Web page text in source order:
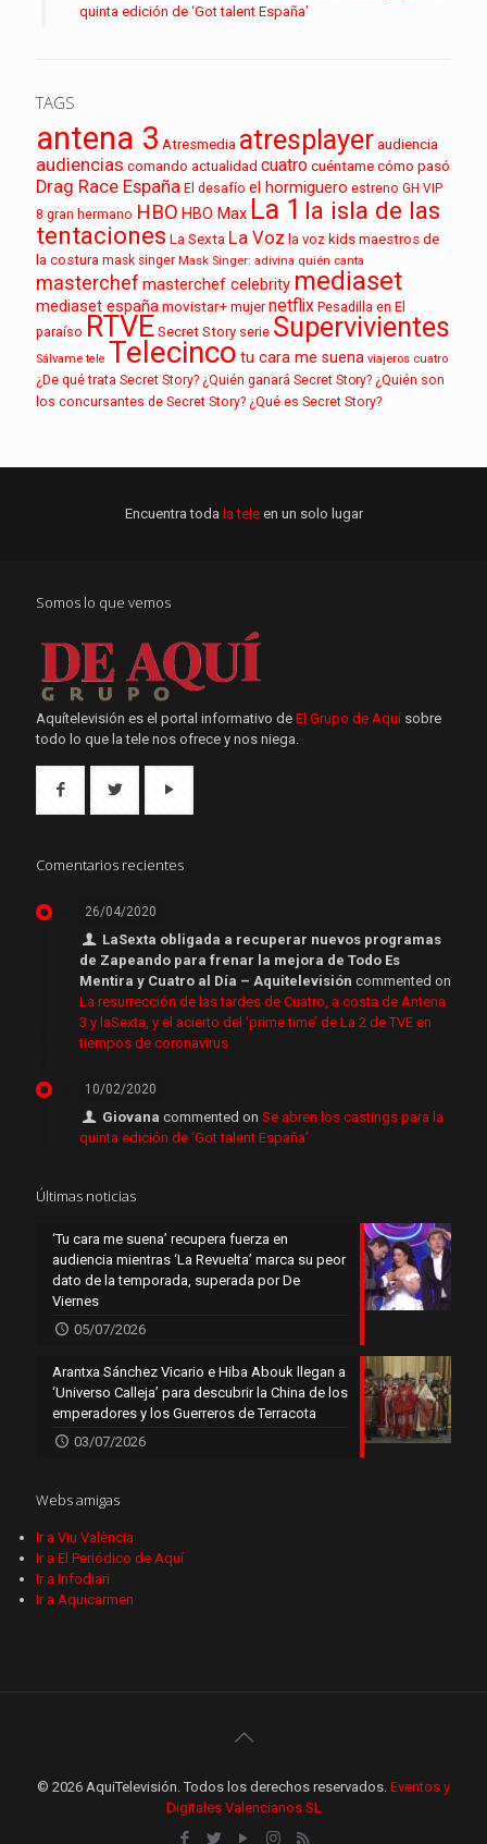
quinta edición de ‘Got talent España’
TAGS
antena 3 Atresmedia atresplayeraudiencia
audiencias comando actualidad cuatrocuéntame cómo pasó
Drag Race España El desafío el hormiguero estreno GH VIP
8 gran hermano HBO HBO Max La 1 la isla de las
tentaciones La Sexta La Voz la voz kids maestros de
la costura mask singer Mask Singer: adivina quién canta
masterchef masterchef celebrity mediaset
mediaset españamovistar+ mujer netflix Pesadilla en El
paraíso RTVE Secret Story serie Supervivientes
Sálvame tele Telecinco tu cara me suena viajeros cuatro
¿De qué trata Secret Story? ¿Quién ganará Secret Story? ¿Quién son
los concursantes de Secret Story? ¿Qué es Secret Story?
Encuentra toda la tele en un solo lugar
Somos lo que vemos
Aquítelevisión es el portal informativo de El Grupo de Aquí sobre
todo lo que la tele nos ofrece y nos niega.
Comentarios recientes
26/04/2020
LaSexta obligada a recuperar nuevos programas
de Zapeando para frenar la mejora de Todo Es
Mentira y Cuatro al Día – Aquitelevisión commented on
La resurrección de las tardes de Cuatro, a costa de Antena
3 y laSexta, y el acierto del ‘prime time’ de La 2 de TVE en
tiempos de coronavirus
10/02/2020
Giovana commented onSe abren los castings para la
quinta edición de ‘Got talent España’
Últimas noticias
‘Tu cara me suena’ recupera fuerza en
audiencia mientras ‘La Revuelta’ marca su peor
dato de la temporada, superada por De
Viernes
05/07/2026
Arantxa Sánchez Vicario e Hiba Abouk llegan a
‘Universo Calleja’ para descubrir la China de los
emperadores y los Guerreros de Terracota
03/07/2026
Webs amigas
Ir a Viu València
Ir a El Periódico de Aquí
Ir a Infodiari
Ir a Aquicarmen
© 2026 AquiTelevisión. Todos los derechos reservados. Eventos y
Digitales Valencianos SL